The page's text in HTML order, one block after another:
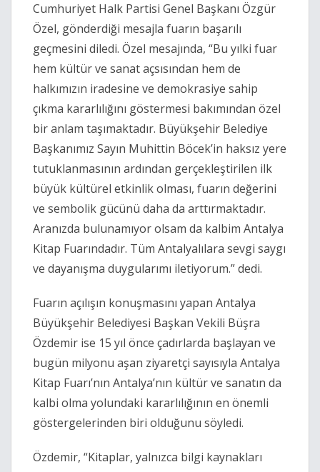
Cumhuriyet Halk Partisi Genel Başkanı Özgür
Özel, gönderdiği mesajla fuarın başarılı
geçmesini diledi. Özel mesajında, “Bu yılki fuar
hem kültür ve sanat açsısından hem de
halkımızın iradesine ve demokrasiye sahip
çıkma kararlılığını göstermesi bakımından özel
bir anlam taşımaktadır. Büyükşehir Belediye
Başkanımız Sayın Muhittin Böcek’in haksız yere
tutuklanmasının ardından gerçekleştirilen ilk
büyük kültürel etkinlik olması, fuarın değerini
ve sembolik gücünü daha da arttırmaktadır.
Aranızda bulunamıyor olsam da kalbim Antalya
Kitap Fuarındadır. Tüm Antalyalılara sevgi saygı
ve dayanışma duygularımı iletiyorum.” dedi.
Fuarın açılışın konuşmasını yapan Antalya
Büyükşehir Belediyesi Başkan Vekili Büşra
Özdemir ise 15 yıl önce çadırlarda başlayan ve
bugün milyonu aşan ziyaretçi sayısıyla Antalya
Kitap Fuarı’nın Antalya’nın kültür ve sanatın da
kalbi olma yolundaki kararlılığının en önemli
göstergelerinden biri olduğunu söyledi.
Özdemir, “Kitaplar, yalnızca bilgi kaynakları